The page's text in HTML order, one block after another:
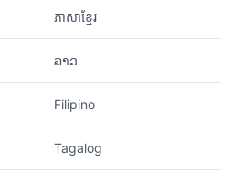
ភាសាខ្មែរ
ລາວ
Filipino
Tagalog